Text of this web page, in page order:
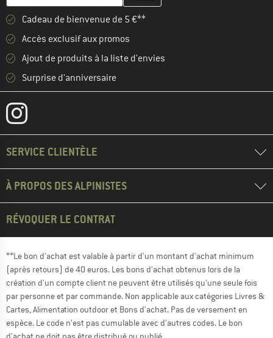
Cadeau de bienvenue de 5 €**
Accès exclusif aux promos
Ajout de produits à la liste d'envies
Surprise d'anniversaire
SERVICE CLIENTÈLE
À PROPOS DES ALPINISTES
RÉVOQUER LE CONTRAT
**Le bon d'achat est valable à partir d'un montant d'achat minimum
(après retours) de 40 euros. Les bons d'achat obtenus lors de la
création d'un compte client ne peuvent être utilisés qu'une seule fois
par personne et par commande. Non applicable aux catégories Livres &
Cartes, Alimentation outdoor et Bons d'achat. Pas de versement en
espèce. Le code n'est pas cumulable avec d'autres codes. Le bon